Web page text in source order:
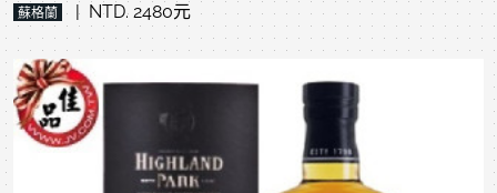
蘇格蘭 | NTD. 2480元